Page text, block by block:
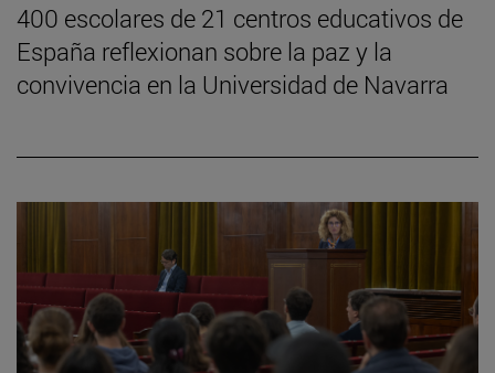
400 escolares de 21 centros educativos de
España reflexionan sobre la paz y la
convivencia en la Universidad de Navarra